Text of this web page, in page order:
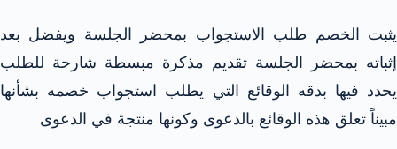
يثبت الخصم طلب الاستجواب بمحضر الجلسة ويفضل بعد
إثباته بمحضر الجلسة تقديم مذكرة مبسطة شارحة للطلب
يحدد فيها بدقه الوقائع التي يطلب استجواب خصمه بشأنها
مبيناً تعلق هذه الوقائع بالدعوى وكونها منتجة في الدعوى